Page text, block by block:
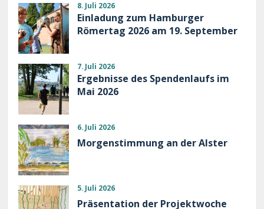
8. Juli 2026
Einladung zum Hamburger
Römertag 2026 am 19. September
7. Juli 2026
Ergebnisse des Spendenlaufs im
Mai 2026
6. Juli 2026
Morgenstimmung an der Alster
5. Juli 2026
Präsentation der Projektwoche